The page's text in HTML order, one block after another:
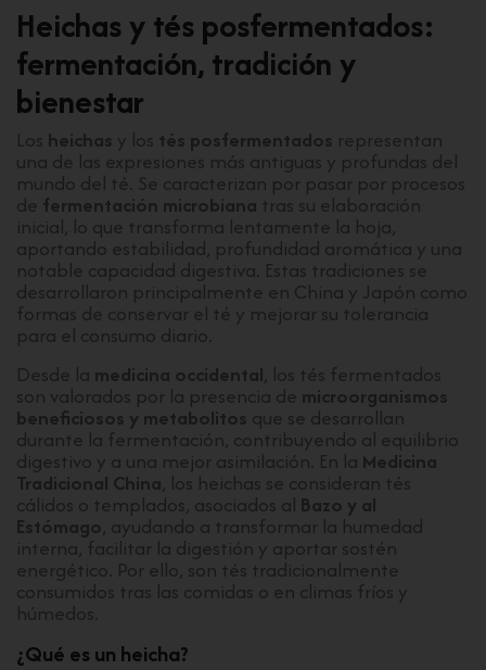
Heichas y tés posfermentados:
fermentación, tradición y
bienestar
Los heichas y los tés posfermentados representan
una de las expresiones más antiguas y profundas del
mundo del té. Se caracterizan por pasar por procesos
de fermentación microbiana tras su elaboración
inicial, lo que transforma lentamente la hoja,
aportando estabilidad, profundidad aromática y una
notable capacidad digestiva. Estas tradiciones se
desarrollaron principalmente en China y Japón como
formas de conservar el té y mejorar su tolerancia
para el consumo diario.
Desde la medicina occidental, los tés fermentados
son valorados por la presencia de microorganismos
beneficiosos y metabolitos que se desarrollan
durante la fermentación, contribuyendo al equilibrio
digestivo y a una mejor asimilación. En la Medicina
Tradicional China, los heichas se consideran tés
cálidos o templados, asociados al Bazo y al
Estómago, ayudando a transformar la humedad
interna, facilitar la digestión y aportar sostén
energético. Por ello, son tés tradicionalmente
consumidos tras las comidas o en climas fríos y
húmedos.
¿Qué es un heicha?